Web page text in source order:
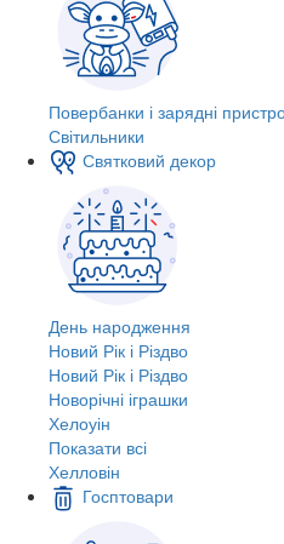
Повербанки і зарядні
Світильники
Святковий декор
День народження
Новий Рік і Різдво
Новий Рік і Різдво
Новорічні іграшки
Хелоуін
Показати всі
Хелловін
Госптовари